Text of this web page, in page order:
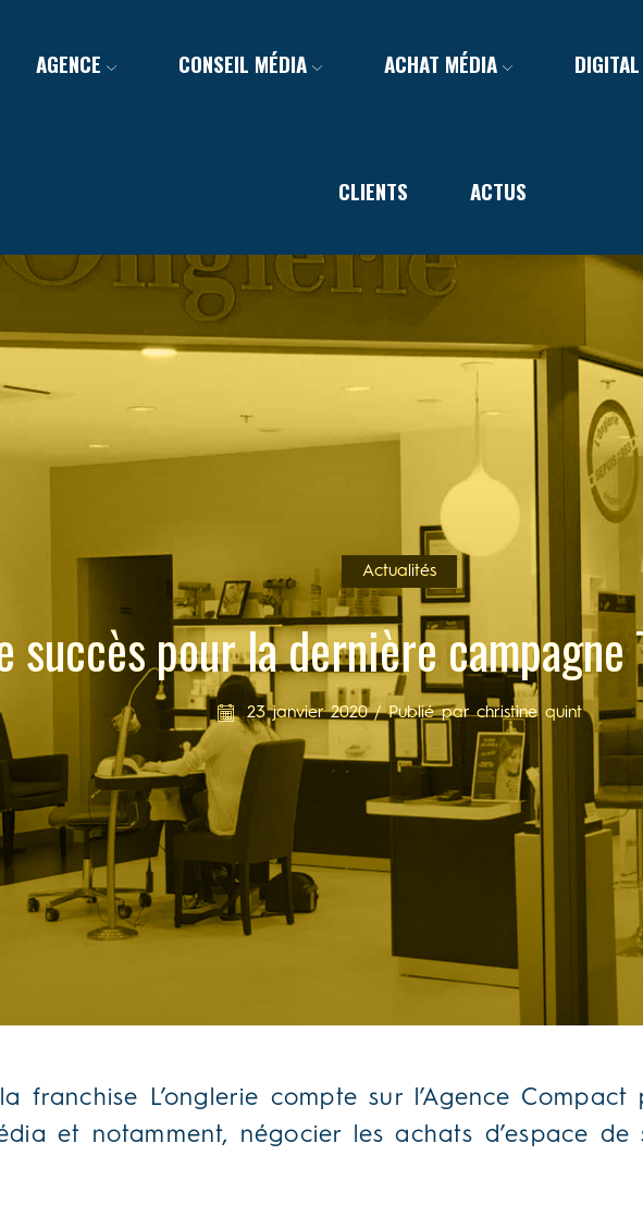
AGENCE CONSEIL MÉDIA ACHAT MÉDIA DIGITAL
CLIENTS ACTUS
Actualités
succès pour la dernière campagne
23 janvier 2020 / Publié par christine quint
franchise L’onglerie compte sur l’Agence
et notamment, négocier les achats d’espace de